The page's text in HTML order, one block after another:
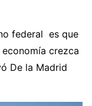
federal es que
crezca
De la Madrid